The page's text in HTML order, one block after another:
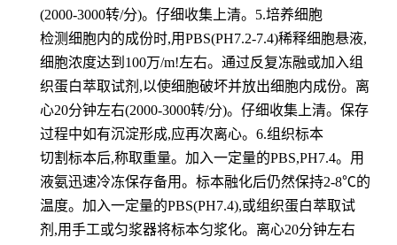
(2000-3000转/分)。仔细收集上清。5.培养细胞
检测细胞内的成份时,用PBS(PH7.2-7.4)稀释细胞悬液,
细胞浓度达到100万/m!左右。通过反复冻融或加入组
织蛋白萃取试剂,以使细胞破坏并放出细胞内成份。离
心20分钟左右(2000-3000转/分)。仔细收集上清。保存
过程中如有沉淀形成,应再次离心。6.组织标本
切割标本后,称取重量。加入一定量的PBS,PH7.4。用
液氨迅速冷冻保存备用。标本融化后仍然保持2-8℃的
温度。加入一定量的PBS(PH7.4),或组织蛋白萃取试
剂,用手工或匀浆器将标本匀浆化。离心20分钟左右